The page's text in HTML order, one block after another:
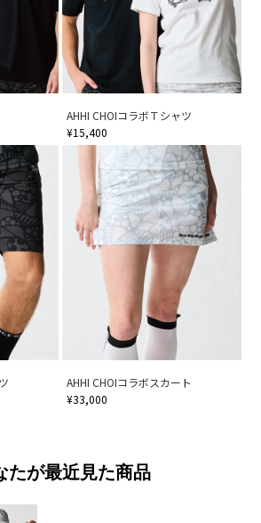
AHHI CHOIコラボＴシャツ
¥15,400
AHHI CHOIコラボスカート
¥33,000
たが最近見た商品